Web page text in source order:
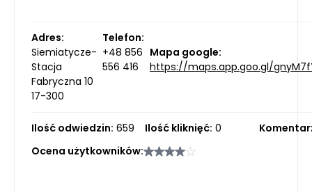
Adres:
Siemiatycze-
Stacja
Fabryczna 10
17-300
Telefon:
+48 856
556 416
Mapa google:
https://maps.app.goo.gl/
Ilość odwiedzin: 659 Ilość kliknięć: 0
Ocena użytkowników: